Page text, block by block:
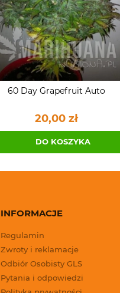
60 Day Grapefruit Auto
20,00 zł
DO KOSZYKA
INFORMACJE
Regulamin
Zwroty i reklamacje
Odbiór Osobisty GLS
Pytania i odpowiedzi